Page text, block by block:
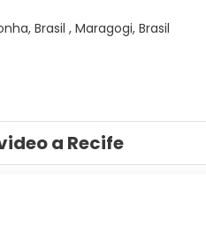
Brasil , Maragogi, Brasil
a Recife